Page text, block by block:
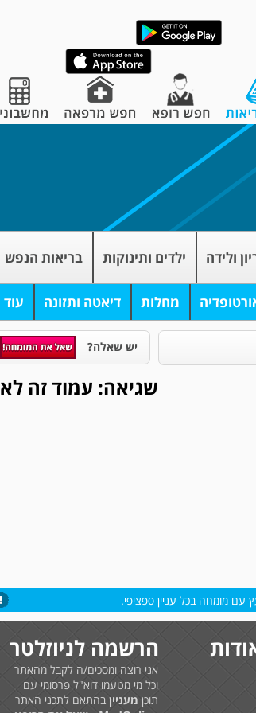
ולידה ילדים ותינוקות בריאות הנפש
מחלות דיאטה ותזונה עוד
יש שאלה?
שגיאה: עמוד זה לא
עם מומחה בכל עניין ספציפי.
הרשמה לניוזלטר
אני רוצה ומסכים/ה לקבל מהאתר
וכל מי מטעמו דוא"ל פרסומי עם
תוכן מעניין בהתאם לתכני האתר